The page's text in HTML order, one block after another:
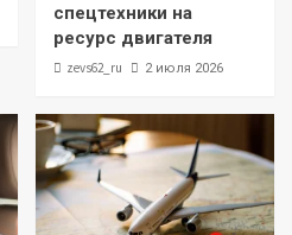
спецтехники на
ресурс двигателя
zevs62_ru 2 июля 2026